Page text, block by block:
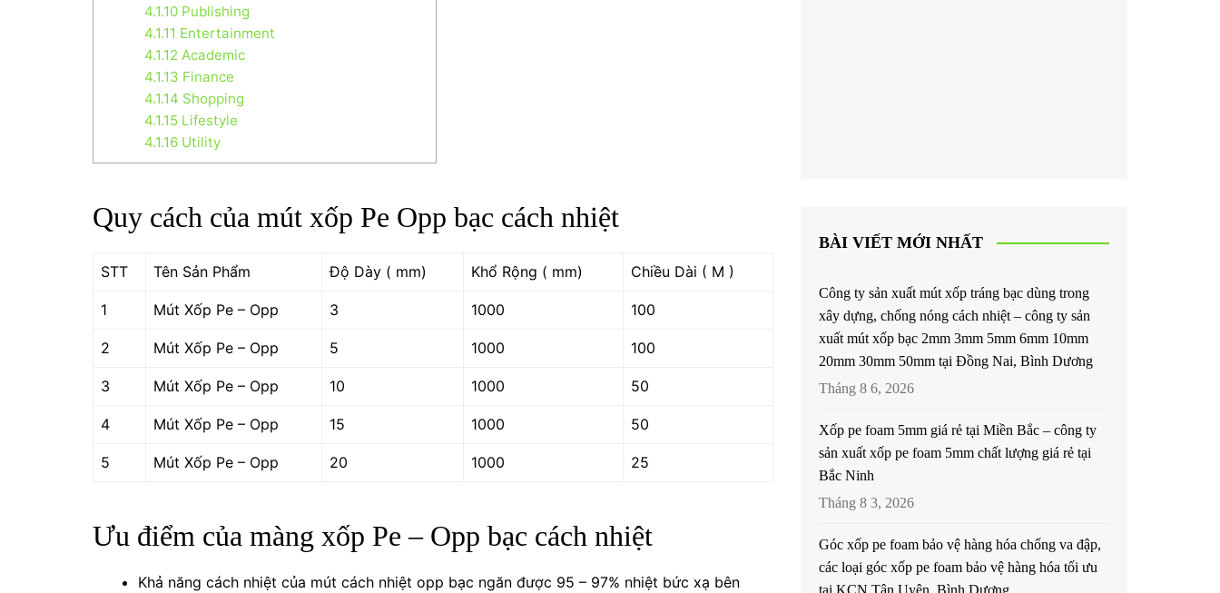
4.1.10Publishing
4.1.11 Entertainment
4.1.12 Academic
4.1.13 Finance
4.1.14 Shopping
4.1.15Lifestyle
4.1.16Utility
Quy cách của mút xốp Pe Opp bạc cách nhiệt
STT Tên Sản Phẩm Độ Dày ( mm) Khổ Rộng ( mm) Chiều Dài ( M )
1 Mút Xốp Pe – Opp 3 1000 100
2 Mút Xốp Pe – Opp 5 1000 100
3 Mút Xốp Pe – Opp 10 1000 50
4 Mút Xốp Pe – Opp 15 1000 50
5 Mút Xốp Pe – Opp 20 1000 25
Ưu điểm của màng xốp Pe – Opp bạc cách nhiệt
Khả năng cách nhiệt của mút cách nhiệt opp bạc ngăn được 95 – 97% nhiệt bức xạ bên
BÀI VIẾT MỚI NHẤT
Công ty sản xuất mút xốp tráng bạc dùng trong
xây dựng, chống nóng cách nhiệt – công ty sản
xuất mút xốp bạc 2mm 3mm 5mm 6mm 10mm
20mm 30mm 50mm tại Đồng Nai, Bình Dương
Tháng 8 6, 2026
Xốp pe foam 5mm giá rẻ tại Miền Bắc – công ty
sản xuất xốp pe foam 5mm chất lượng giá rẻ tại
Bắc Ninh
Tháng 8 3, 2026
Góc xốp pe foam bảo vệ hàng hóa chống va đập,
các loại góc xốp pe foam bảo vệ hàng hóa tối ưu
tại KCN Tân Uyên, Bình Dương